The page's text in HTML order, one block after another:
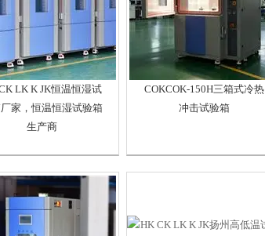
LK K JK恒温恒湿试
家，恒温恒湿试验箱
生产商
COKCOK-150H三箱式冷热
冲击试验箱